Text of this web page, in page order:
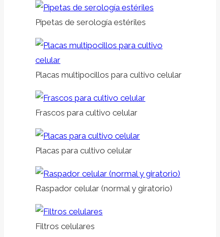
Pipetas de serología estériles
Placas multipocillos para cultivo celular
Frascos para cultivo celular
Placas para cultivo celular
Raspador celular (normal y giratorio)
Filtros celulares